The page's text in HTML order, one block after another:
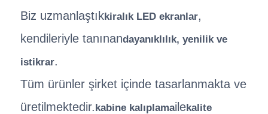
Biz uzmanlaştıkkiralık LED ekranlar,
kendileriyle tanınandayanıklılık, yenilik ve
istikrar.
Tüm ürünler şirket içinde tasarlanmakta ve
üretilmektedir.kabine kalıplamailekalite